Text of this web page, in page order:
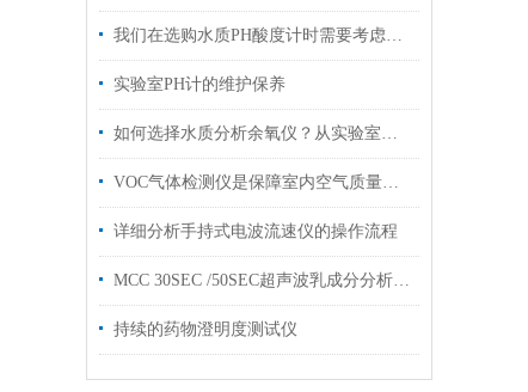
我们在选购水质PH酸度计时需要考虑以下几点
实验室PH计的维护保养
如何选择水质分析余氧仪？从实验室到工业场景的选型差异分析
VOC气体检测仪是保障室内空气质量的守护者
详细分析手持式电波流速仪的操作流程
MCC 30SEC /50SEC超声波乳成分分析仪体积参数指标
持续的药物澄明度测试仪